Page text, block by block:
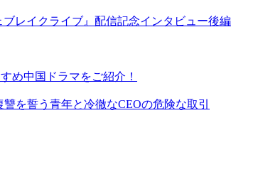
レイクライブ』配信記念インタビュー後編
め中国ドラマをご紹介！
を誓う青年と冷徹なCEOの危険な取引